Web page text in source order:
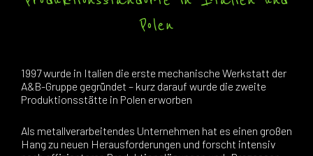
Polen
1997 wurde in Italien die erste mechanische Werkstatt der
A&B-Gruppe gegründet – kurz darauf wurde die zweite
Produktionsstätte in Polen erworben
Als metallverarbeitendes Unternehmen hat es einen großen
Hang zu neuen Herausforderungen und forscht intensiv